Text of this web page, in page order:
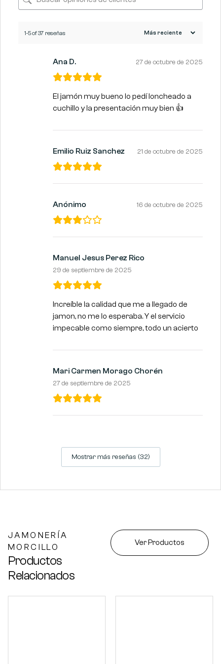
1-5 of 37 reseñas
Ana D. 27 de octubre de 2025
El jamón muy bueno lo pedí loncheado a
cuchillo y la presentación muy bien 👍
Emilio Ruiz Sanchez 21 de octubre de 2025
Anónimo 16 de octubre de 2025
Manuel Jesus Perez Rico
29 de septiembre de 2025
Increíble la calidad que me a llegado de
jamon, no me lo esperaba. Y el servicio
impecable como siempre, todo un acierto
Mari Carmen Morago Chorén
27 de septiembre de 2025
Mostrar más reseñas (32)
JAMONERÍA
MORCILLO
Productos
Relacionados
Ver Productos